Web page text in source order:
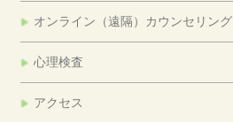
オンライン（遠隔）カウンセリング
心理検査
アクセス